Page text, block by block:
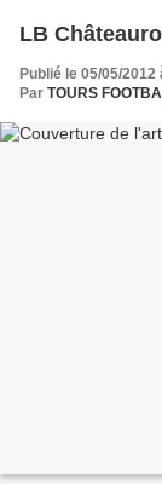
LB
Publié le 05/05/2012
Par TOURS